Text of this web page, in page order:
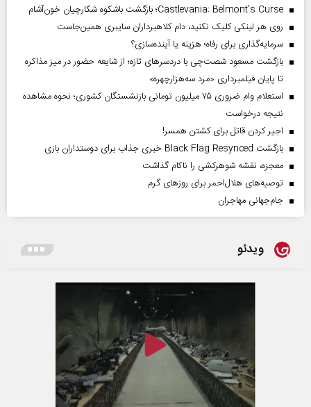
Castlevania: Belmont’s Curse؛ بازگشت باشکوه شکارچیان خون‌آشام
روی هر لینکی کلیک نکنید، دام کلاهبرداران سایبری همین‌جاست
سرمایه‌گذاری برای رفاه؛ هزینه یا آینده‌سازی؟
بازگشت مسعود شصت‌چی با دردسر‌های تازه؛ از شایعه حضور در میز مذاکره
تا پایان فیلمبرداری «مرد سه‌هزارچهره»
استعلام وام ضروری ۷۵ میلیون تومانی بازنشستگان کشوری؛ نحوه مشاهده
نتیجه درخواست
اجیر کردن قاتل برای کشتن همسر!
بازگشت Black Flag Resynced خبری جذاب برای دوستداران بازی
معجزه، نقشه شوهرکشی را ناکام گذاشت
توصیه‌های هلال‌احمر برای روز‌های گرم
جام‌جهانی مهاجران
ویدئو